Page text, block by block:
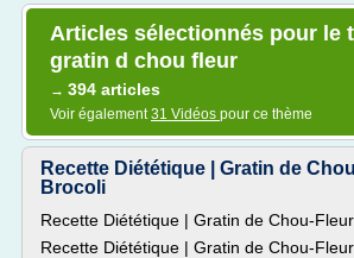
Articles sélectionnés pour le
gratin d chou fleur
→ 394 articles
Voir également31 Vidéos pour ce thème
Recette Diététique | Gratin de
Brocoli
Recette Diététique | Gratin de Chou-Fleur
Recette Diététique | Gratin de Chou-